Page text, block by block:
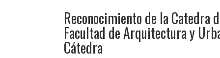
Reconocimiento de la Catedra
Facultad de Arquitectura y
Cátedra